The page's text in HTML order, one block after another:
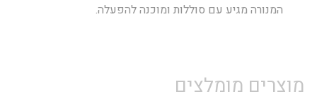
המנורה מגיע עם סוללות ומוכנה להפעלה.
מוצרים מומלצים